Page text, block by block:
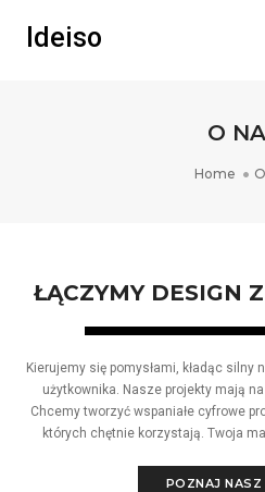
Ideiso
O
Home
ŁĄCZYMY DESIGN
Kierujemy się pomysłami, kładąc
użytkownika. Nasze projekty mają
Chcemy tworzyć wspaniałe cyfrowe
których chętnie korzystają. Twoja
POZNAJ